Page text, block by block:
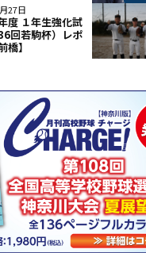
27日
度 １年生強化試
回若駒杯）レポ
橋】